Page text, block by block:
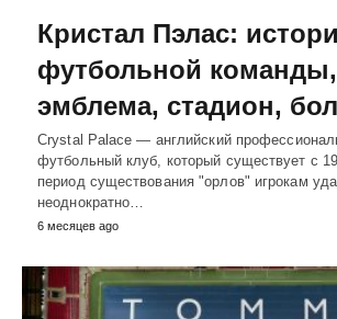
Кристал Пэлас:
футбольной команды,
эмблема, стадион,
Crystal Palace — английский
футбольный клуб, который существует с
период существования "орлов" игрокам
неоднократно…
6 месяцев ago